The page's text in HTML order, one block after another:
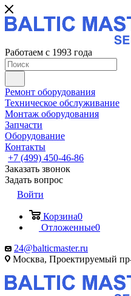
Работаем с 1993 года
Ремонт оборудования
Техническое обслуживание
Монтаж оборудования
Запчасти
Оборудование
Контакты
+7 (499) 450-46-86
Заказать звонок
Задать вопрос
Войти
Корзина0
Отложенные0
24@balticmaster.ru
Москва, Проектируемый